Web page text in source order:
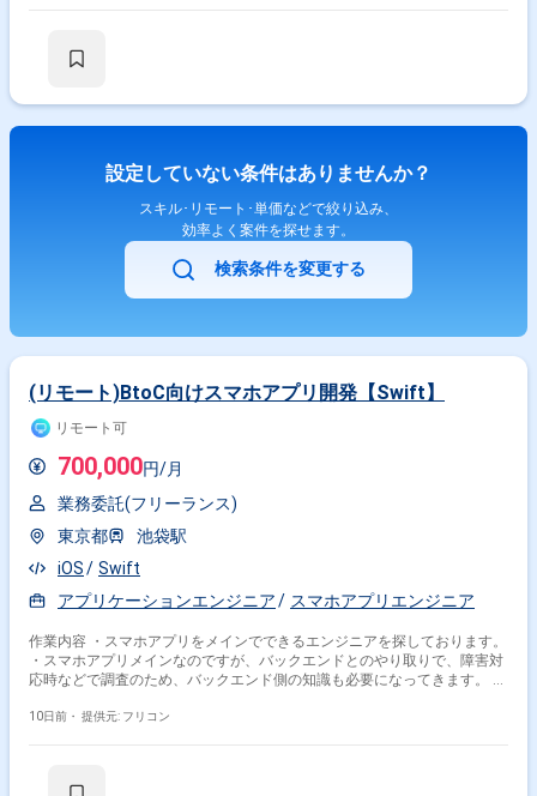
設定していない条件はありませんか？
スキル･リモート･単価などで絞り込み、
効率よく案件を探せます。
検索条件を変更する
(リモート)BtoC向けスマホアプリ開発【Swift】
リモート可
700,000円/月
業務委託(フリーランス)
東京都
池袋駅
iOS
Swift
アプリケーションエンジニア
スマホアプリエンジニア
作業内容 ・スマホアプリをメインでできるエンジニアを探しております。
・スマホアプリメインなのですが、バックエンドとのやり取りで、障害対
応時などで調査のため、バックエンド側の知識も必要になってきます。 ・
10日前・ 提供元: フリコン